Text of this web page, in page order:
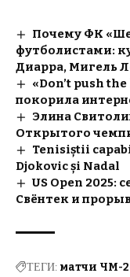
Почему ФК
футболистами:
Диарра, Мигель
«Don’t push
покорила
Элина
Открытого
Tenisiștii
Djokovic și Nadal
US Open 2025:
Свёнтек и
ТЕГИ: матчи ЧМ-